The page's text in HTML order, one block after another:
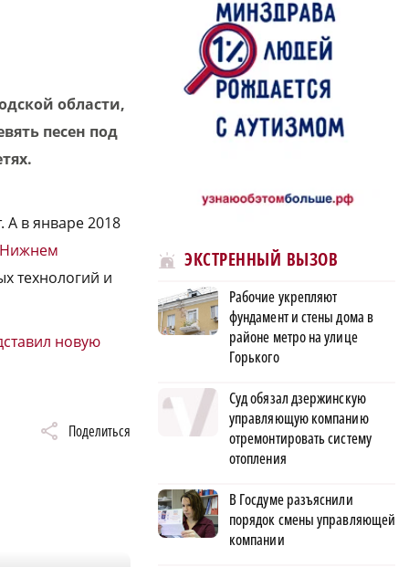
области,
песен под
в январе 2018
Нижнем
технологий и
новую
Поделиться
ЭКСТРЕННЫЙ ВЫЗОВ
Рабочие укрепляют
фундамент и стены дома в
районе метро на улице
Горького
Суд обязал дзержинскую
управляющую компанию
отремонтировать систему
отопления
В Госдуме разъяснили
порядок смены управляющей
компании